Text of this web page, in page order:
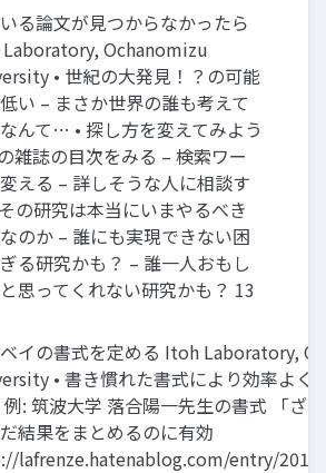
る論文が見つからなかったら
Ochanomizu
• 世紀の大発見！？の可能
い – まさか世界の誰も考えて
んて… • 探し方を変えてみよう
雑誌の目次をみる – 検索ワー
える – 詳しそうな人に相談す
の研究は本当にいまやるべき
のか – 誰にも実現できない困
る研究かも？ – 誰一人おもし
思ってくれない研究かも？ 13
イの書式を定める Itoh Laboratory,
• 書き慣れた書式により効率よく
例: 筑波大学 落合陽一先生の書式 「ざ
結果をまとめるのに有効
lafrenze.hatenablog.com/entry/